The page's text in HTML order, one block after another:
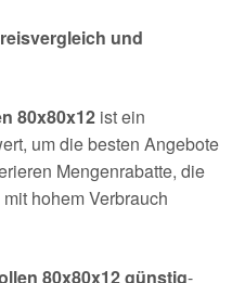
und
80x80x12 ist ein
um die besten Angebote
Mengenrabatte, die
hohem Verbrauch
80x80x12 günstig-